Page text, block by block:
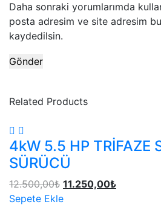
Daha sonraki yorumlarımda
posta adresim ve site adresim bu
kaydedilsin.
Related Products
4kW 5.5 HP TRİFAZE
SÜRÜCÜ
12.500,00₺ 11.250,00₺
Sepete Ekle